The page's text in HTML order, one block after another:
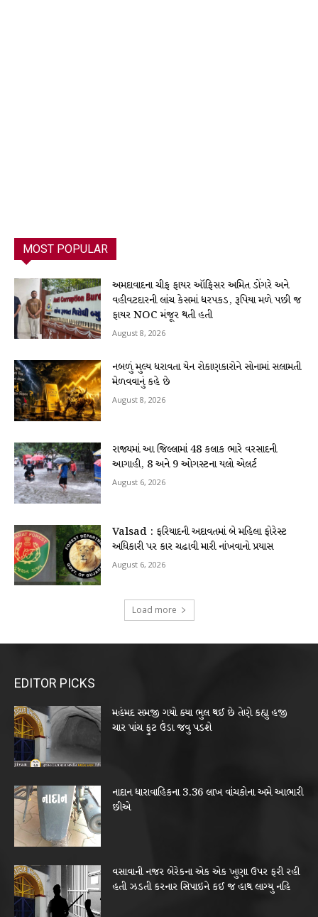
MOST POPULAR
અમદાવાદના ચીફ ફાયર ઑફિસર અમિત ડોંગરે અને
વહીવટદારની લાંચ કેસમાં ધરપકડ, રૂપિયા મળે પછી જ
ફાયર NOC મંજૂર થતી હતી
August 8, 2026
નબળું મુલ્ય ધરાવતા યેન રોકાણકારોને સોનામાં સલામતી
મેળવવાનું કહે છે
August 8, 2026
રાજ્યમાં આ જિલ્લામાં 48 કલાક ભારે વરસાદની
આગાહી, 8 અને 9 ઓગસ્ટના યલો એલર્ટ
August 6, 2026
Valsad : ફરિયાદની અદાવતમાં બે મહિલા ફોરેસ્ટ
અધિકારી પર કાર ચઢાવી મારી નાંખવાનો પ્રયાસ
August 6, 2026
Load more
EDITOR PICKS
મહંમદ સમજી ગયો ક્યા ભુલ થઈ છે તેણે કહ્યુ હજી
ચાર પાંચ ફુટ ઉંડા જવુ પડશે
નાદાન ધારાવાહિકના 3.36 લાખ વાંચકોના અમે આભારી
છીએ
વસાવાની નજર બેરેકના એક એક ખુણા ઉપર ફરી રહી
હતી ઝડતી કરનાર સિપાઇને કઈ જ હાથ લાગ્યુ નહિ